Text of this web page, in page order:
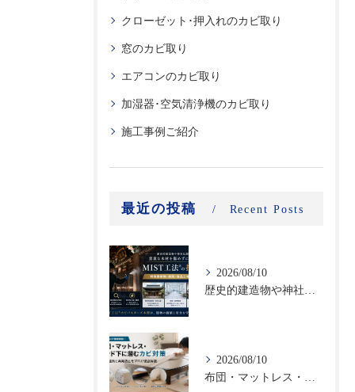
クローゼット･押入れのカビ取り
窓のカビ取り
エアコンのカビ取り
加湿器･空気清浄機のカビ取り
施工事例ご紹介
最近の投稿 Recent Posts
2026/08/10
2026/08/10